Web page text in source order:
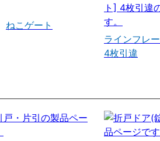
ねこゲート
ラインフレ
4枚引違